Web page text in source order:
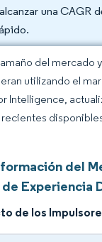
una CAGR
del mercado
utilizando el
Intelligence,
del
Experiencia
de los